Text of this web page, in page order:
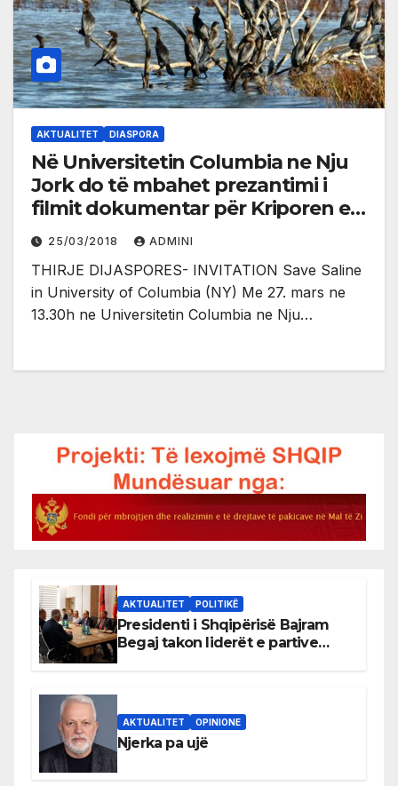
AKTUALITET DIASPORA
Në Universitetin Columbia ne Nju
Jork do të mbahet prezantimi i
filmit dokumentar për Kriporen e
Ulqinit
25/03/2018 ADMINI
THIRJE DIJASPORES- INVITATION Save Saline
in University of Columbia (NY) Me 27. mars ne
13.30h ne Universitetin Columbia ne Nju…
AKTUALITET POLITIKË
Presidenti i Shqipërisë Bajram
Begaj takon liderët e partive
AKTUALITET OPINIONE
Njerka pa ujë